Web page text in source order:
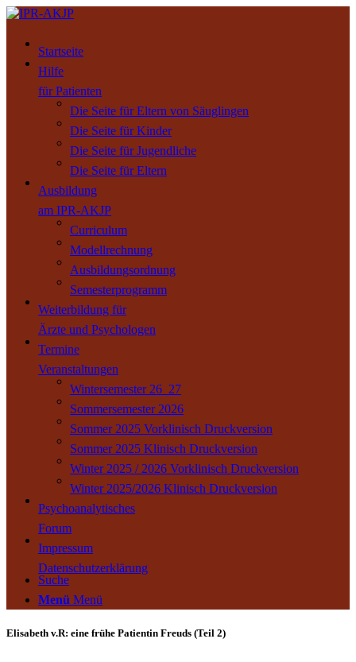
Startseite
Hilfe
für Patienten
Die Seite für Eltern von Säuglingen
Die Seite für Kinder
Die Seite für Jugendliche
Die Seite für Eltern
Ausbildung
am IPR-AKJP
Curriculum
Modellrechnung
Ausbildungsordnung
Semesterprogramm
Weiterbildung für
Ärzte und Psychologen
Termine
Veranstaltungen
Wintersemester 26_27
Sommersemester 2026
Sommer 2025 Vorklinisch Druckversion
Sommer 2025 Klinisch Druckversion
Winter 2025 / 2026 Vorklinisch Druckversion
Winter 2025/2026 Klinisch Druckversion
Psychoanalytisches
Forum
Impressum
Datenschutzerklärung
Suche
Menü Menü
Elisabeth v.R: eine frühe Patientin Freuds (Teil 2)